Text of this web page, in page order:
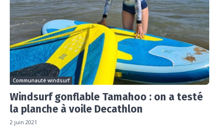
Communauté windsurf
Windsurf gonflable Tamahoo : on a testé
la planche à voile Decathlon
2 juin 2021